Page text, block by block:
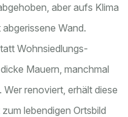
aber aufs Klima
Wand.
Wohnsiedlungs-
Mauern, manchmal
renoviert, erhält diese
lebendigen Ortsbild